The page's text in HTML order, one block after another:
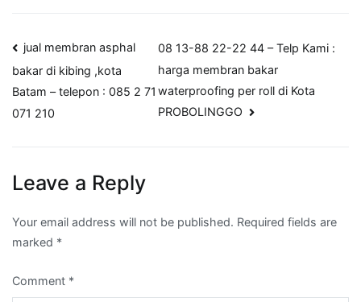
Post
navigation
jual membran asphal
bakar di kibing ,kota
Batam – telepon : 085 2 71
071 210
08 13-88 22-22 44 – Telp Kami :
harga membran bakar
waterproofing per roll di Kota
PROBOLINGGO
Leave a Reply
Your email address will not be published. Required fields are
marked *
Comment *